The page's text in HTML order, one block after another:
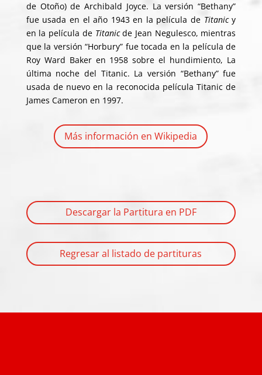
de Otoño) de Archibald Joyce. La versión “Bethany”
fue usada en el año 1943 en la película de Titanicy
en la película de Titanicde Jean Negulesco, mientras
que la versión “Horbury” fue tocada en la película de
Roy Ward Baker en 1958 sobre el hundimiento, La
última noche del Titanic. La versión “Bethany” fue
usada de nuevo en la reconocida película Titanic de
James Cameron en 1997.
Más información en Wikipedia
Descargar la Partitura en PDF
Regresar al listado de partituras